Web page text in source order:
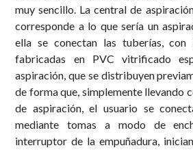
muy sencillo. La central de
corresponde a lo que sería un
ella se conectan las tuberías, con
fabricadas en PVC vitrificado
aspiración, que se distribuyen
de forma que, simplemente llevando
de aspiración, el usuario se
mediante tomas a modo de
interruptor de la empuñadura,